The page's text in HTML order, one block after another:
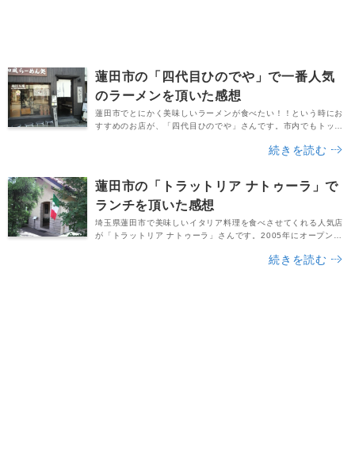
蓮田市の「四代目ひのでや」で一番人気
のラーメンを頂いた感想
蓮田市でとにかく美味しいラーメンが食べたい！！という時にお
すすめのお店が、「四代目ひのでや」さんです。市内でもトップ
Ramen Award2016」でも全国３万８千店の南からファイナルノ
間違いないですね。）場所はＪＲ蓮...
続きを読む
蓮田市の「トラットリア ナトゥーラ」で
ランチを頂いた感想
埼玉県蓮田市で美味しいイタリア料理を食べさせてくれる人気店
が「トラットリア ナトゥーラ」さんです。2005年にオープンし
ンキングを見ると、ひのでやに次ぐ第２位にランクインしていま
続きを読む